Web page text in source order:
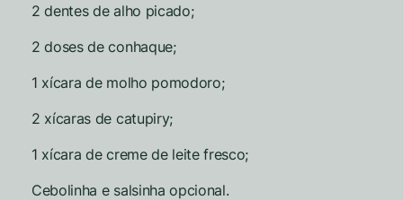
2 dentes de alho picado;
2 doses de conhaque;
1 xícara de molho pomodoro;
2 xícaras de catupiry;
1 xícara de creme de leite fresco;
Cebolinha e salsinha opcional.